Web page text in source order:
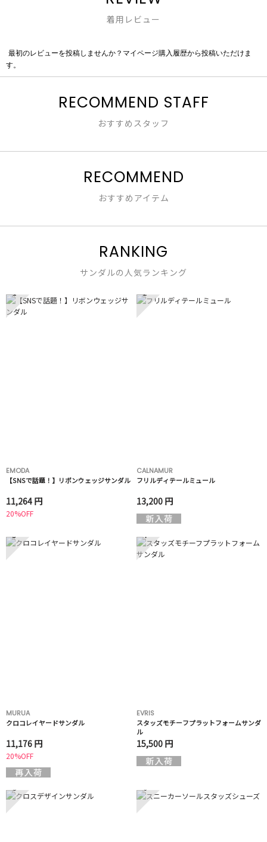
着用レビュー
評
価
最初のレビューを投稿しませんか？マイページ購入履歴から投稿いただけま
す。
RECOMMEND STAFF
おすすめスタッフ
RECOMMEND
おすすめアイテム
RANKING
サンダルの人気ランキング
1
EMODA
【SNSで話題！】リボンウェッジサンダル
11,264 円
20%OFF
2
CALNAMUR
フリルディテールミュール
13,200 円
3
MURUA
クロコレイヤードサンダル
11,176 円
20%OFF
4
EVRIS
スタッズモチーフプラットフォームサンダ
ル
15,500 円
5 6